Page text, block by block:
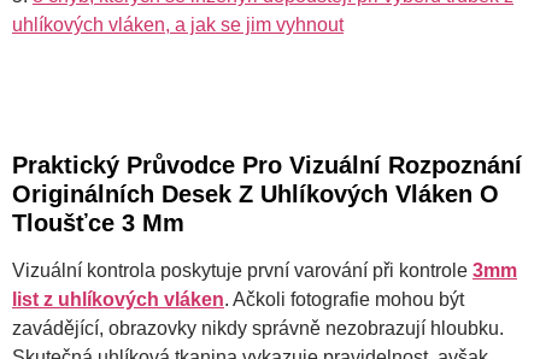
uhlíkových vláken, a jak se jim vyhnout
Praktický Průvodce Pro Vizuální Rozpoznání
Originálních Desek Z Uhlíkových Vláken O
Tloušťce 3 Mm
Vizuální kontrola poskytuje první varování při kontrole 3mm
list z uhlíkových vláken. Ačkoli fotografie mohou být
zavádějící, obrazovky nikdy správně nezobrazují hloubku.